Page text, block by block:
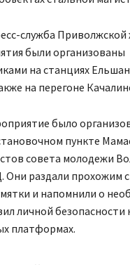
служба Приволжской
были организованы
на станциях
на перегоне
было
пункте
совета молодежи
раздали прохожим
и напомнили о
личной безопасности
платформах.